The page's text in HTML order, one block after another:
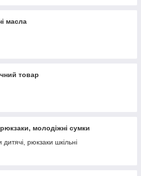
масла
товар
молодіжні сумки
дитячі, рюкзаки шкільні